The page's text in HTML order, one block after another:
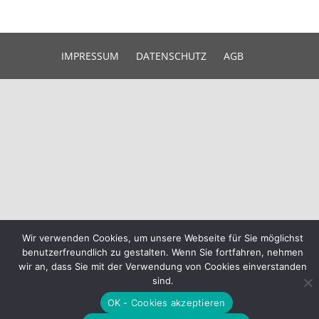
IMPRESSUM DATENSCHUTZ AGB
Wir verwenden Cookies, um unsere Webseite für Sie möglichst
benutzerfreundlich zu gestalten. Wenn Sie fortfahren, nehmen
wir an, dass Sie mit der Verwendung von Cookies einverstanden
sind.
OK - Cookies akzeptieren